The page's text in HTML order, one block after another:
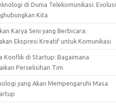
di Dunia Telekomunikasi: Evolusi
Kita
Karya Seni yang Berbicara:
Ekspresi Kreatif untuk Komunikasi
Konflik di Startup: Bagaimana
Perselisihan Tim
yang Akan Mempengaruhi Masa